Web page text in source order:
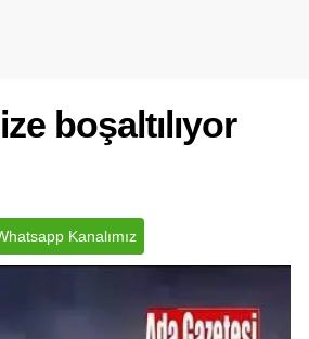
boşaltılıyor
Kanalımız